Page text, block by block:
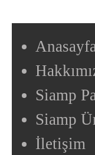
Anasayfa
Siamp
Siamp
İletişim